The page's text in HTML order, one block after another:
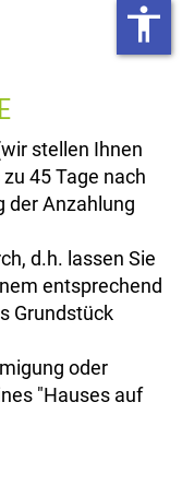
stellen Ihnen
45 Tage nach
der Anzahlung
d.h. lassen Sie
entsprechend
Grundstück
oder
"Hauses auf
accessibility